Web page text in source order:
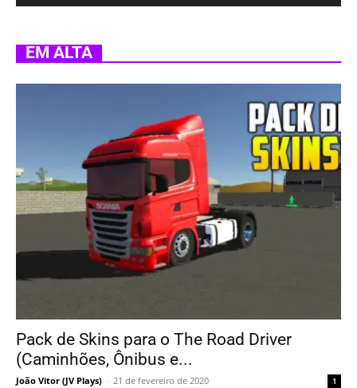
EM ALTA
Pack de Skins para o The Road Driver
(Caminhões, Ônibus e...
João Vitor (JV Plays) - 21 de fevereiro de 2020 1